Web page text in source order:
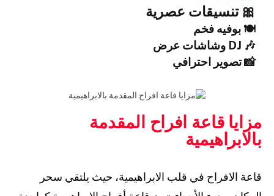
🎀 تنسيقات عصرية
🍽️ بوفيه فخم
🎶 DJ وشاشات عرض
📸 تصوير احترافي
مزايا قاعة افراح المقدمة
بالابراهيمية
قاعة الافراح في قلب الابراهيمية، حيث يلتقي سحر